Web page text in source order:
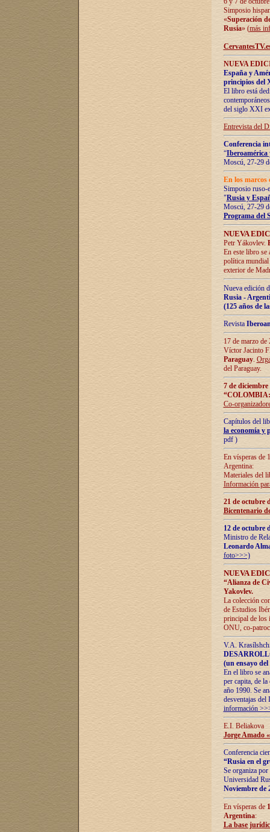
Simposio
«Superación
Rusia» (más
NUEVA
España y
principios del
El libro está
del siglo XXI
Entrevista del
Conferencia
“Iberoamérica
Moscú, 27-29
En los marcos
Simposio ruso-
"Rusia y
Moscú, 27-29
Programa del
NUEVA
Petr Yákovlev.
En este libro se
política mundial
exterior de
Nueva edición
Rusia -
(125 años de
Revista
17 de marzo
Víctor Jacinto
Paraguay.
del Paraguay.
7 de
Co-
Capítulos del
la economía y
pdf )
En vísperas de
Argentina:
Materiales del
Información
21 de octubre
Bicentenario
12 de octubre
Ministro de
Leonardo
foto>>>)
NUEVA
“Alianza de
Yakovlev.
La colección
de Estudios
principal de los
ONU, co-
V.A.
(un ensayo
En el libro se
per capita, de
año 1990. Se
desventajas
información
E.I. Beliakova
Jorge Amado
Conferencia
“Rusia en el
Se organiza
Universidad
Noviembre de
En vísperas de
Argentina:
La base